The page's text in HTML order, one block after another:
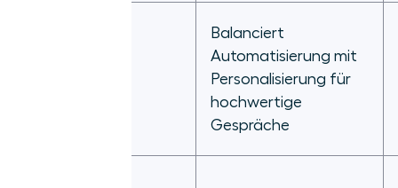
Balanciert
Automatisierung mit
Personalisierung für
hochwertige
Gespräche